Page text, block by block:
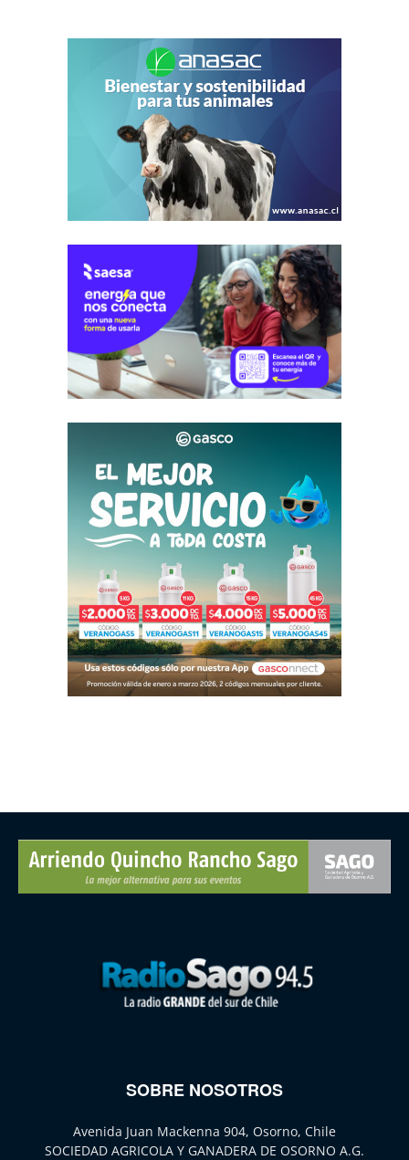
SOBRE NOSOTROS
Avenida Juan Mackenna 904, Osorno, Chile
SOCIEDAD AGRICOLA Y GANADERA DE OSORNO A.G.